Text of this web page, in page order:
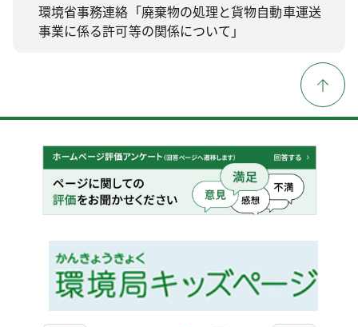
環境省事務連絡「廃棄物の処理と貨物自動車運送
事業に係る許可等の関係について」